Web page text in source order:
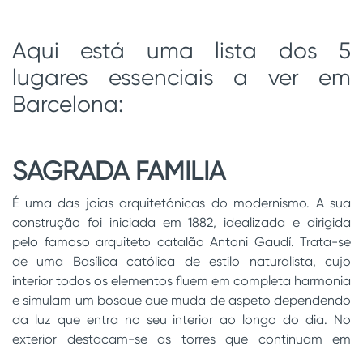
Aqui está uma lista dos 5
lugares essenciais a ver em
Barcelona:
SAGRADA FAMILIA
É uma das joias arquitetónicas do modernismo. A sua
construção foi iniciada em 1882, idealizada e dirigida
pelo famoso arquiteto catalão Antoni Gaudí. Trata-se
de uma Basílica católica de estilo naturalista, cujo
interior todos os elementos fluem em completa harmonia
e simulam um bosque que muda de aspeto dependendo
da luz que entra no seu interior ao longo do dia. No
exterior destacam-se as torres que continuam em